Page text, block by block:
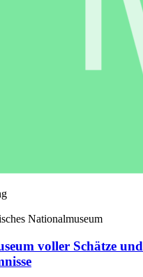
Nationalmuseum
voller Schätze und